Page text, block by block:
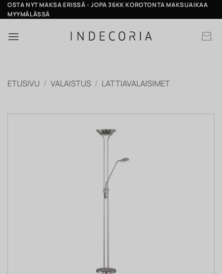
Skip
to
OSTA NYT MAKSA ERISSÄ - JOPA 36KK KOROTONTA MAKSUAIKAA
MYYMÄLÄSSÄ
ETUSIVU / VALAISTUS / LATTIAVALAISIMET